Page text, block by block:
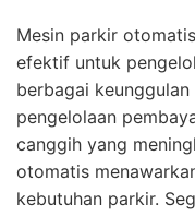
Mesin parkir
efektif untuk
berbagai
pengelolaan
canggih yang
otomatis
kebutuhan parkir.